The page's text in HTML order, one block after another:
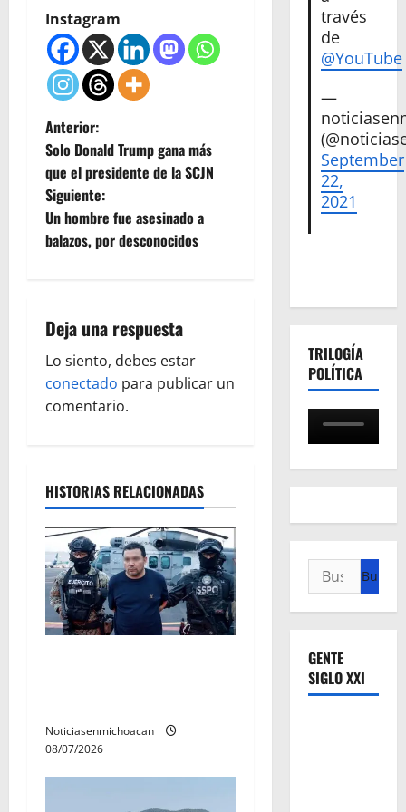
Instagram
N
a
v
e
a
c
i
n
d
e
e
n
a
d
Anterior:
Solo Donald Trump gana más
que el presidente de la SCJN
Siguiente:
Un hombre fue asesinado a
balazos, por desconocidos
Deja una respuesta
Lo siento, debes estar
conectado para publicar un
comentario.
HISTORIAS RELACIONADAS
Noticiasenmichoacan
08/07/2026
través
de
@YouTube
—
September
22,
2021
TRILOGÍA
POLÍTICA
Buscar:
GENTE
SIGLO XXI